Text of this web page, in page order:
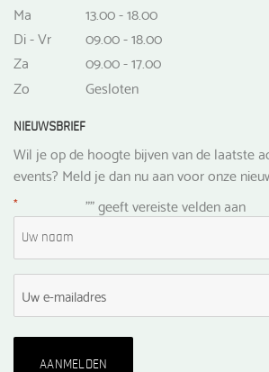
Ma
13.00 - 18.00
Di - Vr
09.00 - 18.00
Za
09.00 - 17.00
Zo
Gesloten
NIEUWSBRIEF
Wil je op de hoogte bijven van de laatste
events? Meld je dan nu aan voor onze
"
* " geeft vereiste velden aan